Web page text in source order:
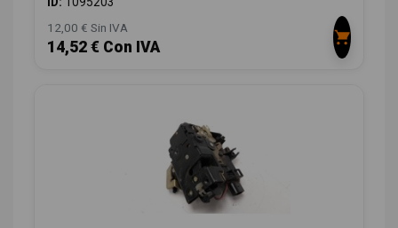
12,00 € Sin IVA
14,52 € Con IVA